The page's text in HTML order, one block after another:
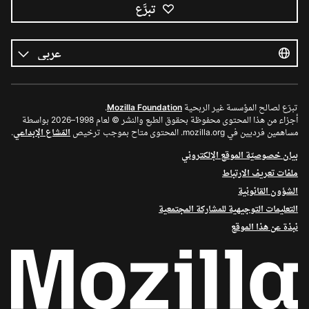
تبرَّع
اللغات
اللغة
تبرّع لصالح المؤسسة غير الربحية Mozilla Foundation
.
أجزاء من هذا المحتوى محفوظة بحقوق الطبع والنشر © لعام 1998–2026 بواسطة
مساهمين فرديين في mozilla.org. المحتوى متاح بموجب ترخيص
المَشاع الإبداعي.
بيان خصوصيّة الموقع الإلكتروني
ملفات تعريف الارتباط
الشؤون القانونية
التعليمات التوجيهية للمشاركة المجتمعية
نبذة عن هذا الموقع